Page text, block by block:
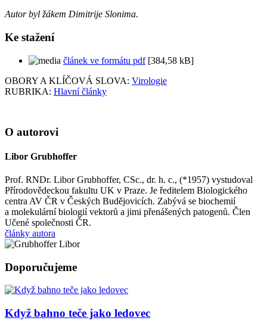
Autor byl žákem Dimitrije Slonima.
Ke stažení
článek ve formátu pdf[384,58 kB]
OBORY A KLÍČOVÁ SLOVA: Virologie
RUBRIKA: Hlavní články
O autorovi
Libor Grubhoffer
Prof. RNDr. Libor Grubhoffer, CSc., dr. h. c., (*1957) vystudoval
Přírodovědeckou fakultu UK v Praze. Je ředitelem Biologického
centra AV ČR v Českých Budějovicích. Zabývá se biochemií
a molekulární biologií vektorů a jimi přenášených patogenů. Člen
Učené společnosti ČR.
články autora
Doporučujeme
Když bahno teče jako ledovec